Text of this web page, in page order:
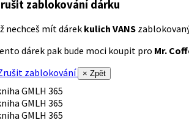
zablokování dárku
nechceš mít dárek kulich VANS
dárek pak bude moci koupit pro Mr.
zablokování
× Zpět